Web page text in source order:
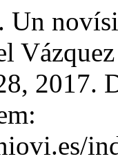
2017.